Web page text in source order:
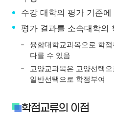
수강 대학의 평가 기준
평가 결과를 소속대학의
융합대학교과목으로 학
다를 수 있음
교양교과목은 교양선택
일반선택으로 학점부여
학점교류의 이점